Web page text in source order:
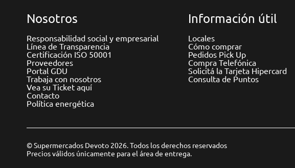
Nosotros
Responsabilidad social y empresarial
Línea de Transparencia
Certificación ISO 50001
Proveedores
Portal GDU
Trabaja con nosotros
Vea su Ticket aquí
Contacto
Política energética
Información útil
Locales
Cómo comprar
Pedidos Pick Up
Compra Telefónica
Solicitá la Tarjeta Hipercard
Consulta de Puntos
© Supermercados Devoto 2026. Todos los derechos reservados
Precios válidos únicamente para el área de entrega.